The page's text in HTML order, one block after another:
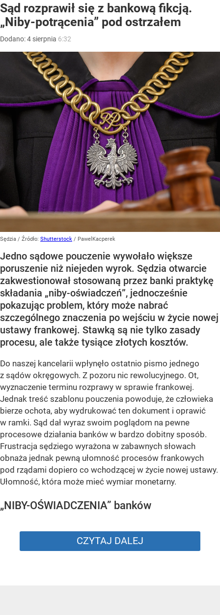
Sąd rozprawił się z bankową fikcją.
„Niby-potrącenia” pod ostrzałem
Dodano:4 sierpnia 6:32
Sędzia / Źródło: Shutterstock / PawelKacperek
Jedno sądowe pouczenie wywołało większe
poruszenie niż niejeden wyrok. Sędzia otwarcie
zakwestionował stosowaną przez banki praktykę
składania „niby-oświadczeń”, jednocześnie
pokazując problem, który może nabrać
szczególnego znaczenia po wejściu w życie nowej
ustawy frankowej. Stawką są nie tylko zasady
procesu, ale także tysiące złotych kosztów.
Do naszej kancelarii wpłynęło ostatnio pismo jednego
z sądów okręgowych. Z pozoru nic rewolucyjnego. Ot,
wyznaczenie terminu rozprawy w sprawie frankowej.
Jednak treść szablonu pouczenia powoduje, że człowieka
bierze ochota, aby wydrukować ten dokument i oprawić
w ramki. Sąd dał wyraz swoim poglądom na pewne
procesowe działania banków w bardzo dobitny sposób.
Frustracja sędziego wyrażona w zabawnych słowach
obnaża jednak pewną ułomność procesów frankowych
pod rządami dopiero co wchodzącej w życie nowej ustawy.
Ułomność, która może mieć wymiar monetarny.
„NIBY-OŚWIADCZENIA” banków
CZYTAJ DALEJ